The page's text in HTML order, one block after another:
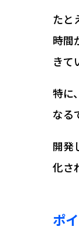
たと
時間
きて
特に
なる
開発
化さ
ポ